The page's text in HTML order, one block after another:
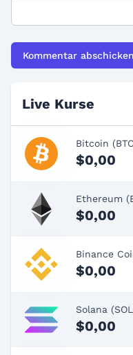
Live Kurse
Bitcoin
$0,00
Ethereum
$0,00
Binance
$0,00
Solana
$0,00